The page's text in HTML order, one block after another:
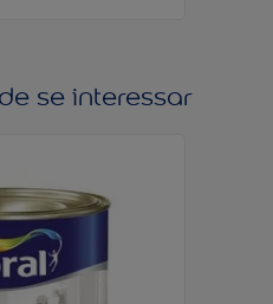
se interessar